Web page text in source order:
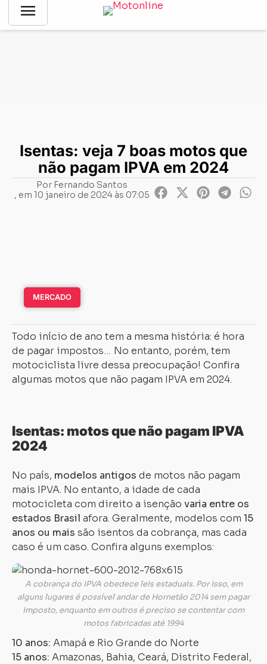
menu
Notícias -Isentas: veja 7 boas motos que não
Isentas: veja 7 boas motos que
não pagam IPVA em 2024
PorFernando Santos
, em 10 janeiro de 2024 às 07:05
MERCADO
Todo início de ano tem a mesma história: é hora
de pagar impostos… No entanto, porém, tem
motociclista livre dessa preocupação! Confira
algumas motos que não pagam IPVA em 2024.
Isentas: motos que não pagam IPVA
2024
No país, modelos antigos de motos não pagam
mais IPVA. No entanto, a idade de cada
motocicleta com direito a isenção varia entre os
estados Brasil afora. Geralmente, modelos com 15
anos ou mais são isentos da cobrança, mas cada
caso é um caso. Confira alguns exemplos:
A cobrança do IPVA obedece leis estaduais. Por isso, em
alguns lugares é possível andar de Hornetão 2014 sem pagar
imposto, enquanto em outros é preciso se contentar com
motos fabricadas até 1994
10 anos: Amapá e Rio Grande do Norte
15 anos: Amazonas, Bahia, Ceará, Distrito Federal,